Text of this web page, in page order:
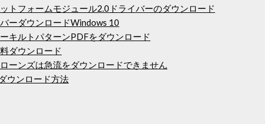
トフォームモジュール2.0ドライバーのダウンロード
ーダウンロードWindows 10
キルトパターンPDFをダウンロード
ダウンロード
ーンズは急流をダウンロードできません
ウンロード方法